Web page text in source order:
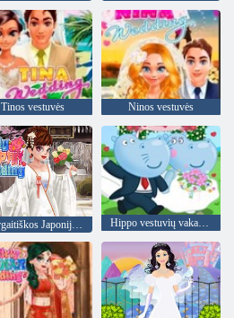
Tinos vestuvės Ninos vestuvės
Mergaitiškos Japonijos vestuvės Hippo vestuvių vakarėlis